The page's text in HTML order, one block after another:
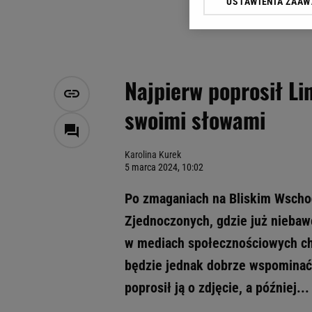
Najpierw poprosił
swoimi słowami
Karolina Kurek
5 marca 2024, 10:02
Po zmaganiach na Bliskim
Zjednoczonych, gdzie już
w mediach społecznościowych
będzie jednak dobrze
poprosił ją o zdjęcie, a
Klikając „Akceptuję”
Zaufanych Partnerów i
My, nasi Zaufani
Użycie dokładnych
Przechowywanie